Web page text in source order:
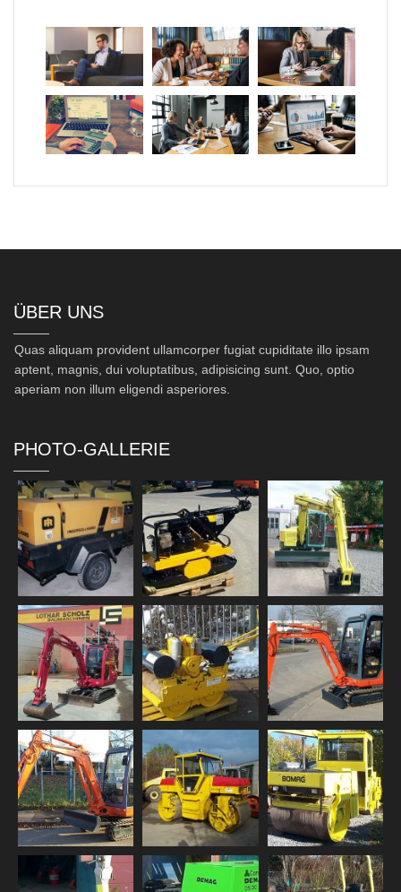
ÜBER UNS
Quas aliquam provident ullamcorper fugiat cupiditate illo ipsam
aptent, magnis, dui voluptatibus, adipisicing sunt. Quo, optio
aperiam non illum eligendi asperiores.
PHOTO-GALLERIE